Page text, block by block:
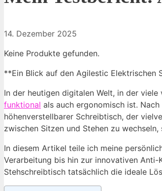
14. Dezember 2025
Keine Produkte gefunden.
**Ein Blick auf den Agilestic Elektrischen
In der heutigen digitalen Welt, in der
funktional als auch ergonomisch ist.
höhenverstellbarer Schreibtisch, der
zwischen Sitzen und Stehen zu
In diesem Artikel teile ich meine
Verarbeitung bis hin zur innovativen
Stehschreibtisch tatsächlich die ideale